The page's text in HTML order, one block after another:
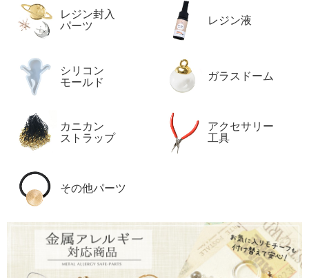
レジン封入
パーツ
レジン液
シリコン
モールド
ガラスドーム
カニカン
ストラップ
アクセサリー
工具
その他パーツ